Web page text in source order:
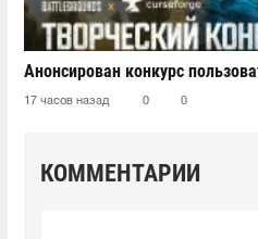
Анонсирован конкурс
17 часов назад 0 0
КОММЕНТАРИИ